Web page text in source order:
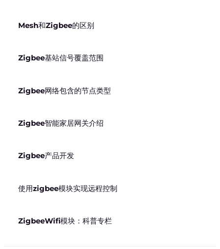
Mesh和Zigbee的区别
Zigbee基站信号覆盖范围
Zigbee网络包含的节点类型
Zigbee智能家居网关介绍
Zigbee产品开发
使用zigbee模块实现远程控制
ZigbeeWifi模块：科普专栏